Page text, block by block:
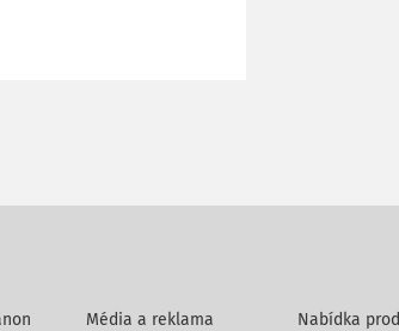
Média a reklama Nabídka